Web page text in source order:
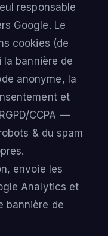
responsable
Google. Le
cookies (de
bannière de
anonyme, la
et
CCPA —
& du spam
envoie les
Analytics et
bannière de